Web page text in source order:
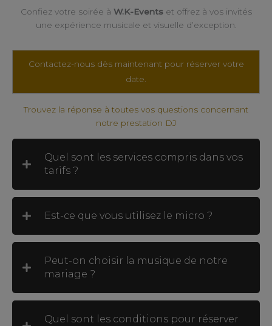
Confiez votre soirée à W.K-Eventset offrez à vos invités
une expérience musicale et visuelle d’exception.
Contactez-nous dès maintenant pour réserver votre
date.
Trouvez la réponse à toutes vos questions concernant
notre prestation DJ
Quel sont les services compris dans vos
tarifs ?
Est-ce que vous utilisez le micro ?
Peut-on choisir la musique de notre
mariage ?
Quel sont les conditions pour réserver